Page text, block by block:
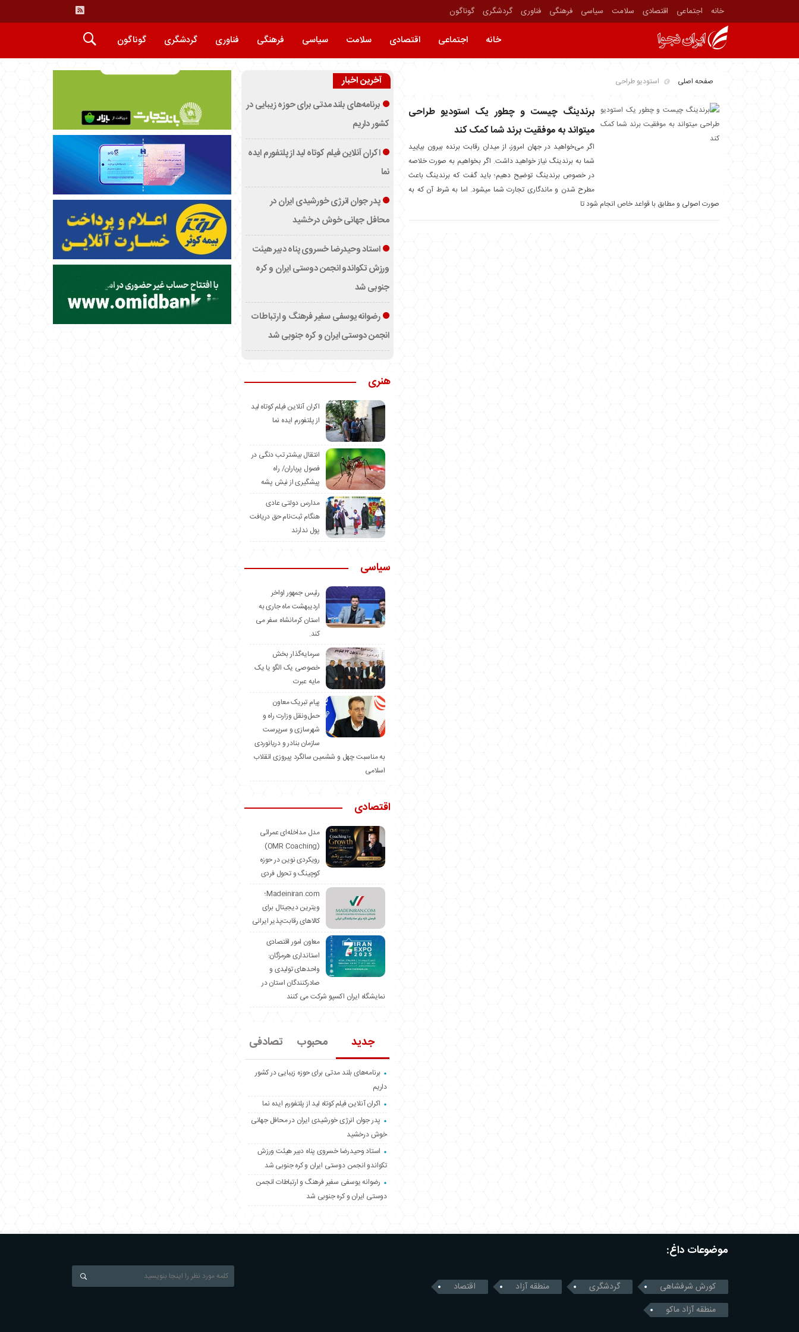
خانه اجتماعی اقتصادی سلامت سیاسی فرهنگی فناوری گردشگری گوناگون
خانه اجتماعی اقتصادی سلامت سیاسی فرهنگی فناوری گردشگری گوناگون
صفحه اصلی استودیو طراحی
برندینگ چیست و چطور یک استودیو طراحی
میتواند به موفقیت برند شما کمک کند
اگر می‌خواهید در جهان امروز، از میدان رقابت برنده بیرون بیایید
شما به برندینگ نیاز خواهید داشت. اگر بخواهیم به صورت خلاصه
در خصوص برندینگ توضیح دهیم؛ باید گفت که برندینگ باعث
مطرح شدن و ماندگاری تجارت شما میشود. اما به شرط آن که به
صورت اصولی و مطابق با قواعد خاص انجام شود تا
آخرین اخبار
برنامه‌های بلند مدتی برای حوزه زیبایی در
کشور داریم
اکران آنلاین فیلم کوتاه لید از پلتفورم ایده
نما
پدر جوان انرژی خورشیدی ایران در
محافل جهانی خوش درخشید
استاد وحیدرضا خسروی پناه دبیر هیئت
ورزش تکواندو انجمن دوستی ایران و کره
جنوبی شد
رضوانه یوسفی سفیر فرهنگ و ارتباطات
انجمن دوستی ایران و کره جنوبی شد
هنری
اکران آنلاین فیلم کوتاه لید
از پلتفورم ایده نما
انتقال بیشتر تب دنگی در
فصول پرباران/ راه
پیشگیری از نیش پشه
مدارس دولتی عادی
هنگام ثبت‌نام حق دریافت
پول ندارند
سیاسی
رئیس جمهور اواخر
اردیبهشت ماه جاری به
استان کرمانشاه سفر می
کند.
سرمایه‌گذار بخش
خصوصی یک الگو یا یک
مایه عبرت
️پیام تبریک معاون
حمل‌ونقل وزارت راه و
شهرسازی و سرپرست
سازمان بنادر و دریانوردی
به مناسبت چهل و ششمین سالگرد پیروزی انقلاب
اسلامی
اقتصادی
مدل مداخله‌ای عمرائی
(OMR Coaching)
رویکردی نوین در حوزه
کوچینگ و تحول فردی
Madeiniran.com؛
ویترین دیجیتال برای
کالاهای رقابت‌پذیر ایرانی
معاون امور اقتصادی
استانداری هرمزگان:
واحدهای تولیدی و
صادرکنندگان استان در
نمایشگاه ایران اکسپو شرکت می کنند
جدید محبوب تصادفی
برنامه‌های بلند مدتی برای حوزه زیبایی در کشور
داریم
اکران آنلاین فیلم کوتاه لید از پلتفورم ایده نما
پدر جوان انرژی خورشیدی ایران در محافل جهانی
خوش درخشید
استاد وحیدرضا خسروی پناه دبیر هیئت ورزش
تکواندو انجمن دوستی ایران و کره جنوبی شد
رضوانه یوسفی سفیر فرهنگ و ارتباطات انجمن
دوستی ایران و کره جنوبی شد
موضوعات داغ:
کورش شرفشاهی گردشگری منطقه آزاد
اقتصاد
منطقه آزاد ماکو